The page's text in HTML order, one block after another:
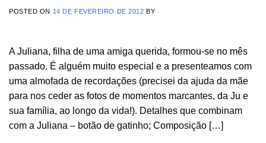
POSTED ON 14 DE FEVEREIRO DE 2012 BY
A Juliana, filha de uma amiga querida, formou-se no mês
passado. É alguém muito especial e a presenteamos com
uma almofada de recordações (precisei da ajuda da mãe
para nos ceder as fotos de momentos marcantes, da Ju e
sua família, ao longo da vida!). Detalhes que combinam
com a Juliana – botão de gatinho; Composição […]